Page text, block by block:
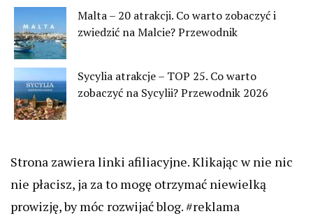
Malta – 20 atrakcji. Co warto zobaczyć i
zwiedzić na Malcie? Przewodnik
Sycylia atrakcje – TOP 25. Co warto
zobaczyć na Sycylii? Przewodnik 2026
Strona zawiera linki afiliacyjne. Klikając w nie nic
nie płacisz, ja za to mogę otrzymać niewielką
prowizję, by móc rozwijać blog. #reklama